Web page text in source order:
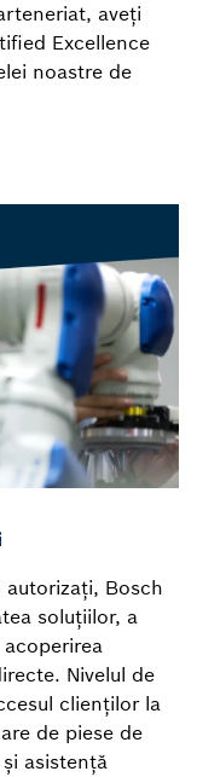
aveți
Excellence
noastre de
Bosch
soluțiilor, a
Nivelul de
clienților la
de piese de
asistență